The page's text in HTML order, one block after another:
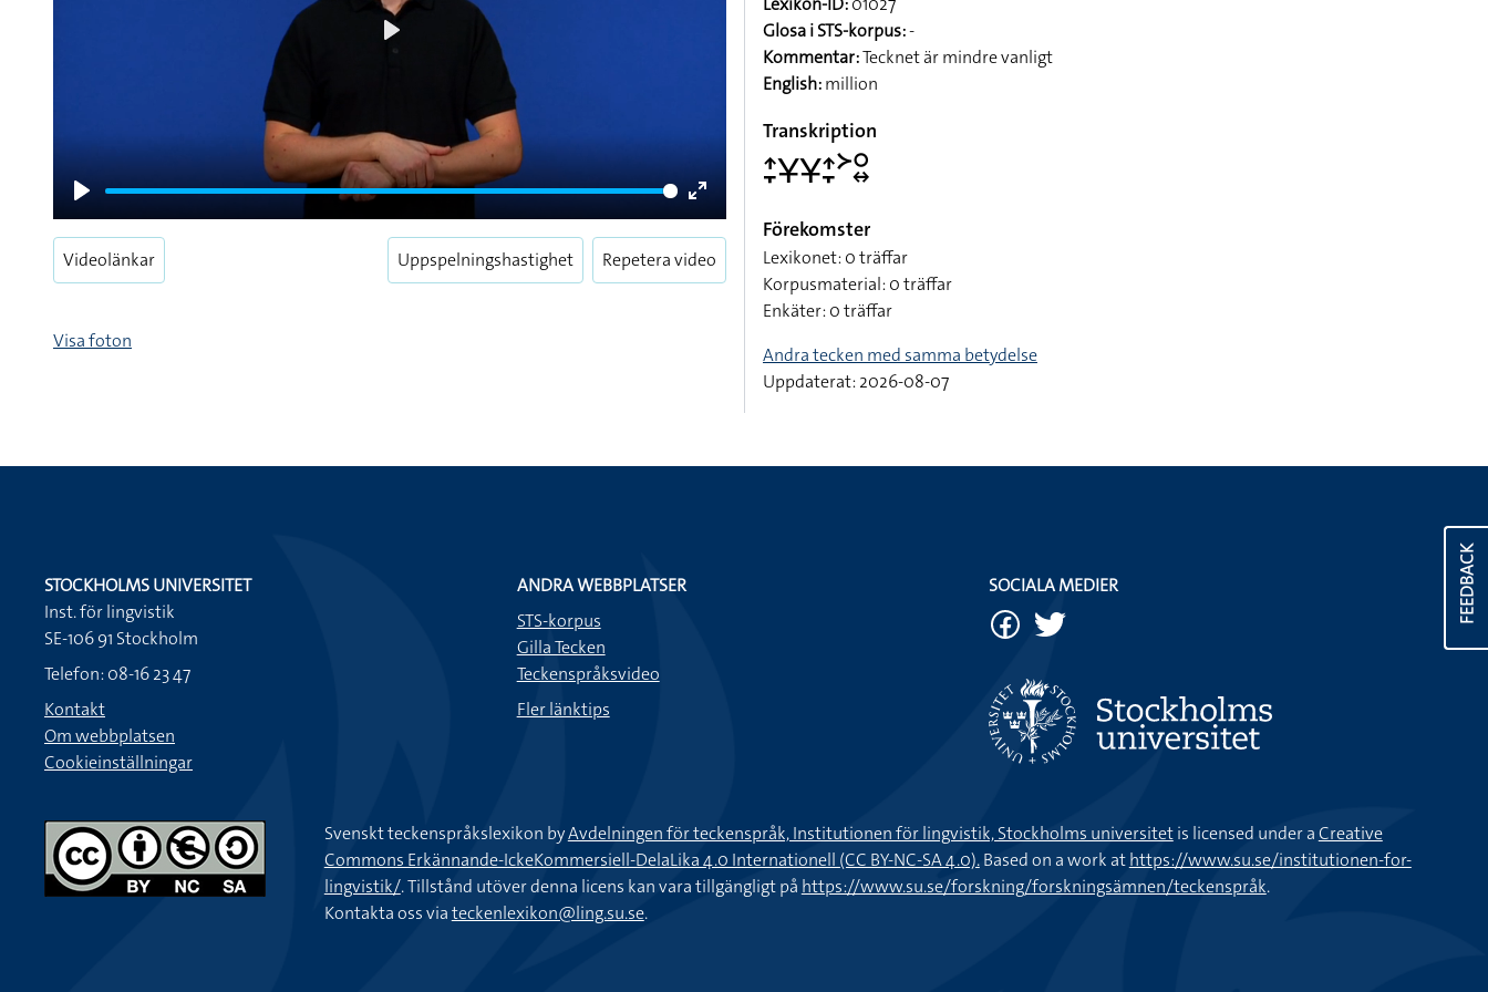
Play
Enter
fullscreen
Play
Videolänkar Uppspelningshastighet Repetera video
Visa foton
Glosa i STS-korpus:-
Kommentar:Tecknet är mindre vanligt
English:million
Transkription
􌤴􌥙􌥃􌥃􌤴􌥙􌦅􌥰􌦉
Förekomster
Lexikonet: 0 träffar
Korpusmaterial: 0 träffar
Enkäter: 0 träffar
Andra tecken med samma betydelse
Uppdaterat: 2026-08-07
FEEDBACK
STOCKHOLMS UNIVERSITET
Inst. för lingvistik
SE-106 91 Stockholm
Telefon: 08-16 23 47
Kontakt
Om webbplatsen
Cookieinställningar
ANDRA WEBBPLATSER
STS-korpus
Gilla Tecken
Teckenspråksvideo
Fler länktips
SOCIALA MEDIER
Svenskt teckenspråkslexikon byAvdelningen för teckenspråk, Institutionen för lingvistik, Stockholms universitetis licensed under aCreative
Commons Erkännande-IckeKommersiell-DelaLika 4.0 Internationell (CC BY-NC-SA 4.0).Based on a work athttps://www.su.se/institutionen-for-
lingvistik/. Tillstånd utöver denna licens kan vara tillgängligt på https://www.su.se/forskning/forskningsämnen/teckenspråk.
Kontakta oss viateckenlexikon@ling.su.se.